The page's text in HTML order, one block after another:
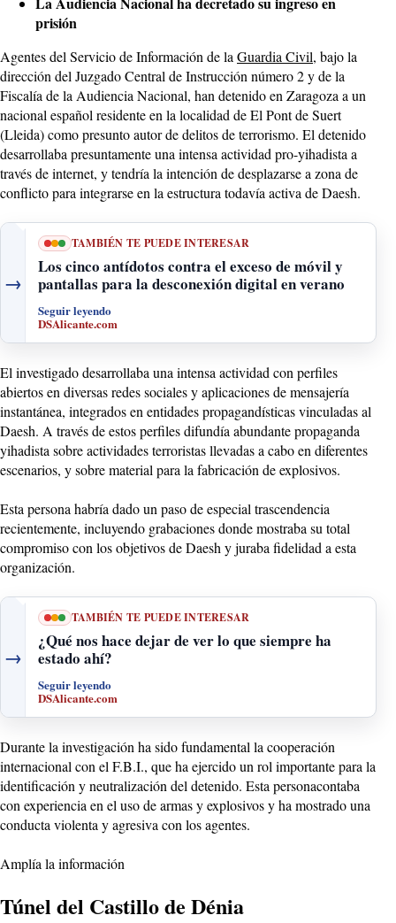
prisión
Agentes del Servicio de Información de laGuardia Civil, bajo la
dirección del Juzgado Central de Instrucción número 2 y de la
Fiscalía de la Audiencia Nacional, han detenido en Zaragoza a un
nacional español residente en la localidad de El Pont de Suert
(Lleida) como presunto autor de delitos de terrorismo. El detenido
desarrollaba presuntamente una intensa actividad pro-yihadista a
través de internet, y tendría la intención de desplazarse a zona de
conflicto para integrarse en la estructura todavía activa de Daesh.
→
TAMBIÉN TE PUEDE INTERESAR
Los cinco antídotos contra el exceso de móvil y
pantallas para la desconexión digital en verano
Seguir leyendo
DSAlicante.com
El investigado desarrollaba una intensa actividad con perfiles
abiertos en diversas redes sociales y aplicaciones de mensajería
instantánea, integrados en entidades propagandísticas vinculadas al
Daesh. A través de estos perfiles difundía abundante propaganda
yihadista sobre actividades terroristas llevadas a cabo en diferentes
escenarios, y sobre material para la fabricación de explosivos.
Esta persona habría dado un paso de especial trascendencia
recientemente, incluyendo grabaciones donde mostraba su total
compromiso con los objetivos de Daesh y juraba fidelidad a esta
organización.
→
TAMBIÉN TE PUEDE INTERESAR
¿Qué nos hace dejar de ver lo que siempre ha
estado ahí?
Seguir leyendo
DSAlicante.com
Durante la investigación ha sido fundamental la cooperación
internacional con el F.B.I., que ha ejercido un rol importante para la
identificación y neutralización del detenido. Esta personacontaba
con experiencia en el uso de armas y explosivos y ha mostrado una
conducta violenta y agresiva con los agentes.
Amplía la información
Túnel del Castillo de Dénia